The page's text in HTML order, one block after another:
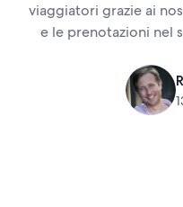
viaggiatori grazie ai
e le prenotazioni nel